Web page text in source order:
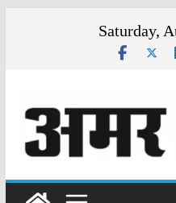
Saturday,